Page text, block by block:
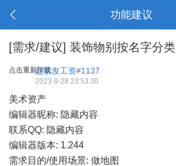
功能建议
[需求/建议] 装饰物别按名字分类
点击重新加载赶紧发工资#1137
2023-8-28 23:53:30
美术资产
编辑器昵称: 隐藏内容
联系QQ: 隐藏内容
编辑器版本: 1.244
需求目的/使用场景: 做地图